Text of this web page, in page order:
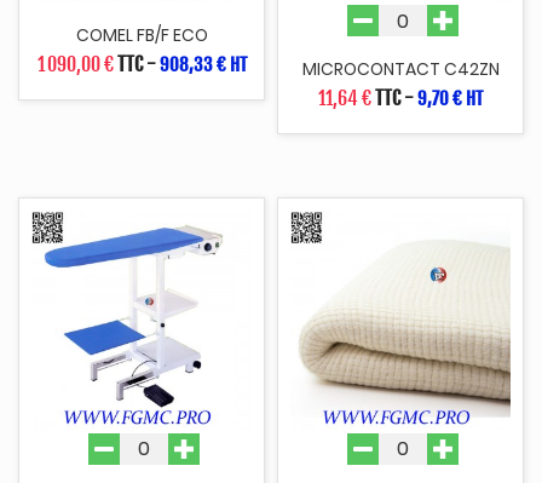
COMEL FB/F ECO
1 090,00 €TTC-908,33 € HT
MICROCONTACT C42ZN
11,64 €TTC-9,70 € HT